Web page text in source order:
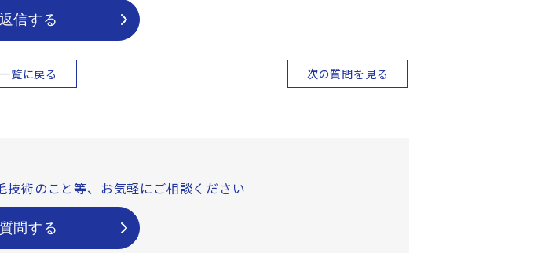
返信する
一覧に戻る 次の質問を見る
技術のこと等、 お気軽にご相談ください
質問する